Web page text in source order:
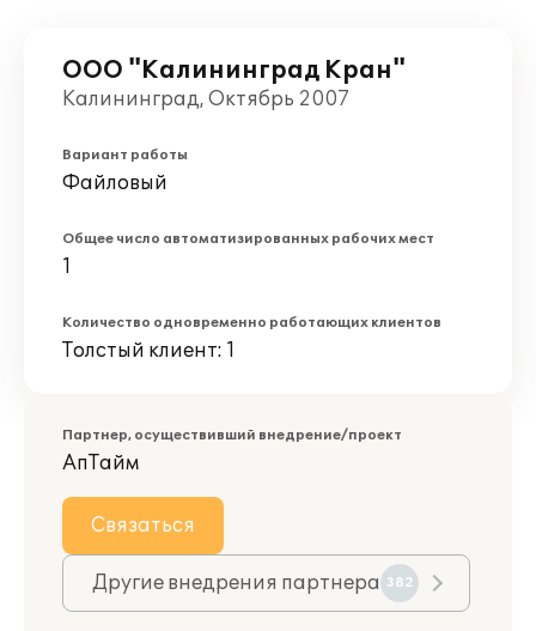
ООО "Калининград Кран"
Калининград, Октябрь 2007
Вариант работы
Файловый
Общее число автоматизированных рабочих мест
1
Количество одновременно работающих клиентов
Толстый клиент: 1
Партнер, осуществивший внедрение/проект
АпТайм
Связаться
Другие внедрения партнера 382